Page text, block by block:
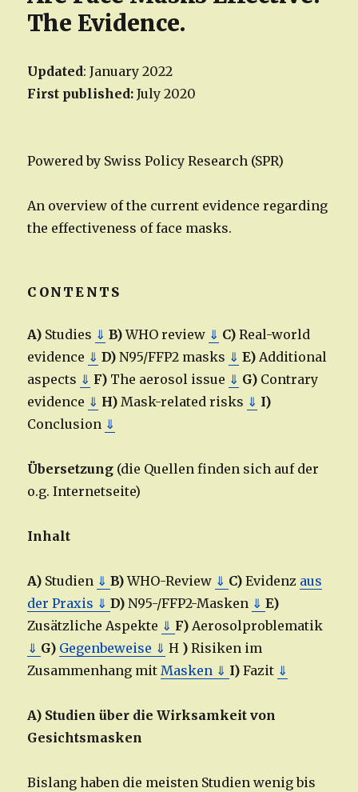
The Evidence.
Updated: January 2022
First published: July 2020
Powered by Swiss Policy Research (SPR)
An overview of the current evidence regarding
the effectiveness of face masks.
CONTENTS
A) Studies ⇓ B)WHO review ⇓ C) Real-world
evidence ⇓ D) N95/FFP2 masks ⇓ E) Additional
aspects ⇓ F) The aerosol issue ⇓ G) Contrary
evidence ⇓ H) Mask-related risks ⇓ I)
Conclusion ⇓
Übersetzung (die Quellen finden sich auf der
o.g. Internetseite)
Inhalt
A) Studien ⇓B)WHO-Review ⇓ C) Evidenz aus
der Praxis ⇓D) N95-/FFP2-Masken ⇓E)
Zusätzliche Aspekte ⇓ F) Aerosolproblematik
⇓ G) Gegenbeweise ⇓ H ) Risiken im
Zusammenhang mitMasken ⇓ I) Fazit ⇓
A) Studien über die Wirksamkeit von
Gesichtsmasken
Bislang haben die meisten Studien wenig bis